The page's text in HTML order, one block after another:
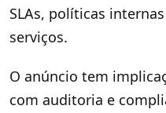
SLAs, políticas
serviços.
O anúncio tem
com auditoria e